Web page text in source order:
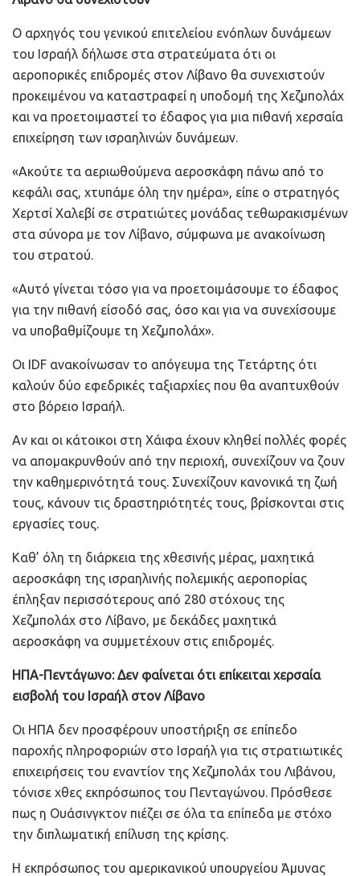
Ο αρχηγός του γενικού επιτελείου ενόπλων δυνάμεων
του Ισραήλ δήλωσε στα στρατεύματα ότι οι
αεροπορικές επιδρομές στον Λίβανο θα συνεχιστούν
προκειμένου να καταστραφεί η υποδομή της Χεζμπολάχ
και να προετοιμαστεί το έδαφος για μια πιθανή χερσαία
επιχείρηση των ισραηλινών δυνάμεων.
«Ακούτε τα αεριωθούμενα αεροσκάφη πάνω από το
κεφάλι σας, χτυπάμε όλη την ημέρα», είπε ο στρατηγός
Χερτσί Χαλεβί σε στρατιώτες μονάδας τεθωρακισμένων
στα σύνορα με τον Λίβανο, σύμφωνα με ανακοίνωση
του στρατού.
«Αυτό γίνεται τόσο για να προετοιμάσουμε το έδαφος
για την πιθανή είσοδό σας, όσο και για να συνεχίσουμε
να υποβαθμίζουμε τη Χεζμπολάχ».
Οι IDF ανακοίνωσαν το απόγευμα της Τετάρτης ότι
καλούν δύο εφεδρικές ταξιαρχίες που θα αναπτυχθούν
στο βόρειο Ισραήλ.
Αν και οι κάτοικοι στη Χάιφα έχουν κληθεί πολλές φορές
να απομακρυνθούν από την περιοχή, συνεχίζουν να ζουν
την καθημερινότητά τους. Συνεχίζουν κανονικά τη ζωή
τους, κάνουν τις δραστηριότητές τους, βρίσκονται στις
εργασίες τους.
Καθ’ όλη τη διάρκεια της χθεσινής μέρας, μαχητικά
αεροσκάφη της ισραηλινής πολεμικής αεροπορίας
έπληξαν περισσότερους από 280 στόχους της
Χεζμπολάχ στο Λίβανο, με δεκάδες μαχητικά
αεροσκάφη να συμμετέχουν στις επιδρομές.
ΗΠΑ-Πεντάγωνο: Δεν φαίνεται ότι επίκειται χερσαία
εισβολή του Ισραήλ στον Λίβανο
Οι ΗΠΑ δεν προσφέρουν υποστήριξη σε επίπεδο
παροχής πληροφοριών στο Ισραήλ για τις στρατιωτικές
επιχειρήσεις του εναντίον της Χεζμπολάχ του Λιβάνου,
τόνισε χθες εκπρόσωπος του Πενταγώνου. Πρόσθεσε
πως η Ουάσινγκτον πιέζει σε όλα τα επίπεδα με στόχο
την διπλωματική επίλυση της κρίσης.
Η εκπρόσωπος του αμερικανικού υπουργείου Άμυνας